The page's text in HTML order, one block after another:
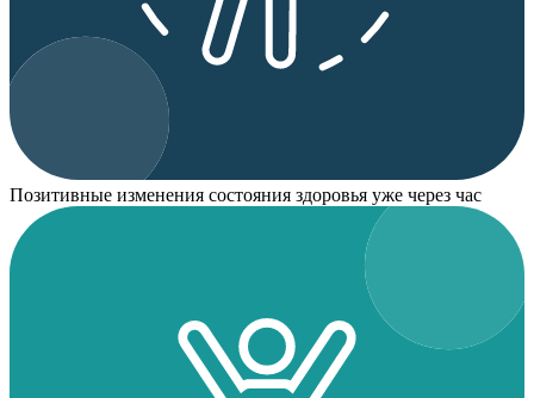
Позитивные изменения состояния здоровья уже через час